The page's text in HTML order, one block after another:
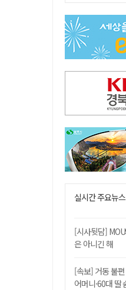
통합 고속철
한국 축구, 심판 성접
경찰, 9월 초부
실시간 주요뉴스
[시사뒷담]
은 아니긴 해
[속보] 거동 불
어머니·60대 딸